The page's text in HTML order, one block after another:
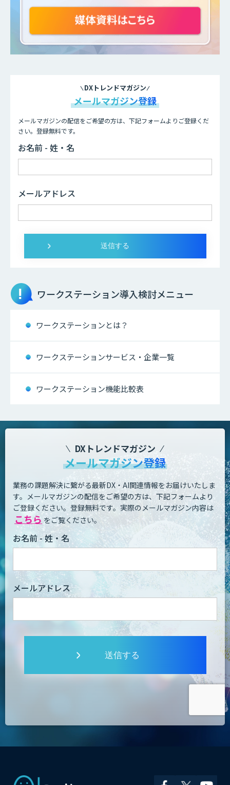
DXトレンドマガジン
メールマガジン登録
メールマガジンの配信をご希望の方は、下記フォームよりご登録くだ
さい。登録無料です。
お名前 - 姓・名
メールアドレス
ワークステーション導入検討メニュー
ワークステーションとは？
ワークステーションサービス・企業一覧
ワークステーション機能比較表
DXトレンドマガジン
メールマガジン登録
業務の課題解決に繋がる最新DX・AI関連情報をお届けいたしま
す。 メールマガジンの配信をご希望の方は、下記フォームより
ご登録ください。登録無料です。 実際のメールマガジン内容は
こちら をご覧ください。
お名前 - 姓・名
メールアドレス
送信する